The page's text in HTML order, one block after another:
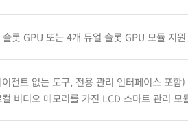
롯 GPU 또는 4개 듀얼 슬롯 GPU 모듈 지원
전트 없는 도구, 전용 관리 인터페이스 포함
비디오 메모리를 가진 LCD 스마트 관리 모